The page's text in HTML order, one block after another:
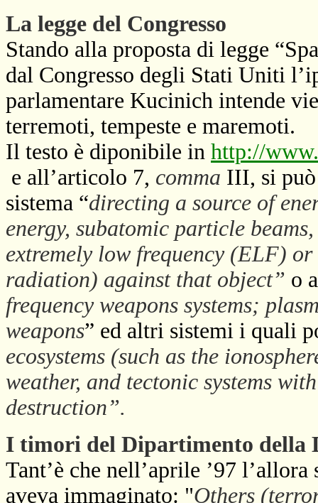
La legge del Congresso
Stando alla proposta di legge
dal Congresso degli Stati Uniti
parlamentare Kucinich intende
terremoti, tempeste e maremoti.
Il testo è diponibile in http://
e all’articolo 7, comma III, si
sistema “directing a source of
energy, subatomic particle
extremely low frequency (ELF)
radiation) against that object” o
frequency weapons systems;
weapons” ed altri sistemi i quali
ecosystems (such as the
weather, and tectonic systems
destruction”.
I timori del Dipartimento della
Tant’è che nell’aprile ’97
aveva immaginato: "Others